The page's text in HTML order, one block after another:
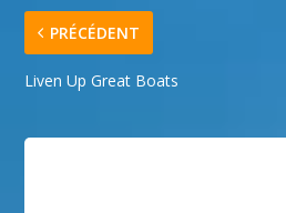
PRÉCÉDENT
Liven Up Great Boats